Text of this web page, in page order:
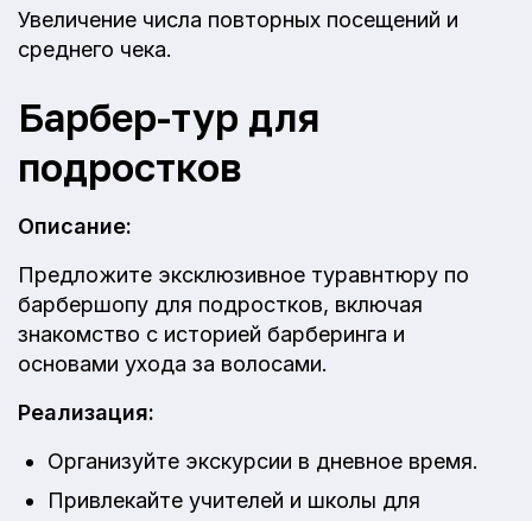
Увеличение числа повторных посещений и
среднего чека.
Барбер-тур для
подростков
Описание:
Предложите эксклюзивное туравнтюру по
барбершопу для подростков, включая
знакомство с историей барберинга и
основами ухода за волосами.
Реализация:
Организуйте экскурсии в дневное время.
Привлекайте учителей и школы для